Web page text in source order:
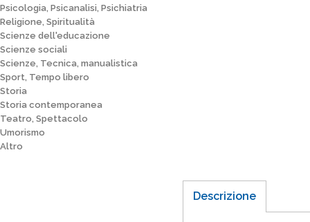
Psicologia, Psicanalisi, Psichiatria
Religione, Spiritualità
Scienze dell'educazione
Scienze sociali
Scienze, Tecnica, manualistica
Sport, Tempo libero
Storia
Storia contemporanea
Teatro, Spettacolo
Umorismo
Altro
Descrizione